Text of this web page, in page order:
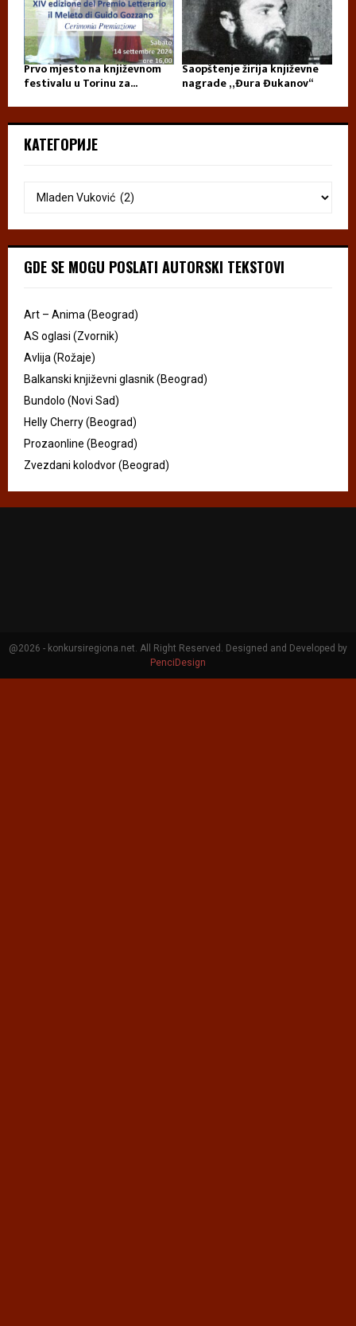
Prvo mjesto na književnom
festivalu u Torinu za...
Saopštenje žirija književne
nagrade „Đura Đukanov“
КАТЕГОРИЈЕ
GDE SE MOGU POSLATI AUTORSKI TEKSTOVI
Art – Anima (Beograd)
AS oglasi (Zvornik)
Avlija (Rožaje)
Balkanski književni glasnik (Beograd)
Bundolo (Novi Sad)
Helly Cherry (Beograd)
Prozaonline (Beograd)
Zvezdani kolodvor (Beograd)
@2026 - konkursiregiona.net. All Right Reserved. Designed and Developed by
PenciDesign